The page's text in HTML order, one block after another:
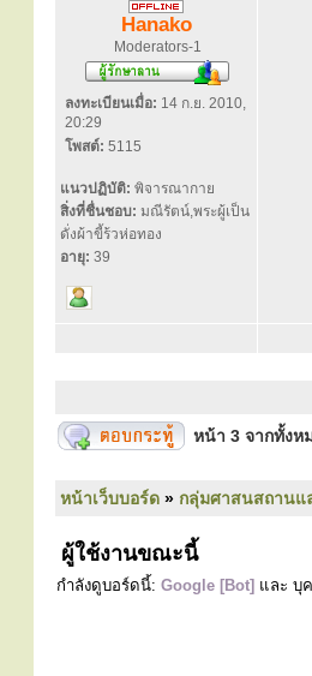
Hanako
Moderators-1
ลงทะเบียนเมื่อ: 14 ก.ย. 2010,
20:29
โพสต์: 5115
แนวปฏิบัติ: พิจารณากาย
สิ่งที่ชื่นชอบ: มณีรัตน์,พระผู้เป็น
ดั่งผ้าขี้ร้วห่อทอง
อายุ: 39
หน้า 3 จากทั้งห
หน้าเว็บบอร์ด » กลุ่มศาสนสถานแ
ผู้ใช้งานขณะนี้
กำลังดูบอร์ดนี้: Google [Bot] และ บุ